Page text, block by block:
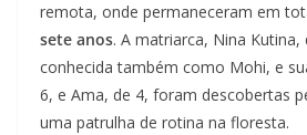
remota, onde permaneceram em
sete anos. A matriarca, Nina Kutina,
conhecida também como Mohi, e
6, e Ama, de 4, foram descobertas
uma patrulha de rotina na floresta.